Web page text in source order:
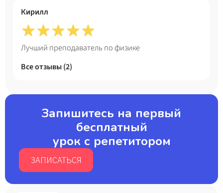
Кирилл
Лучший преподаватель по физике
Все отзывы (2)
Запишитесь на первый
бесплатный
урок с репетитором
ЗАПИСАТЬСЯ